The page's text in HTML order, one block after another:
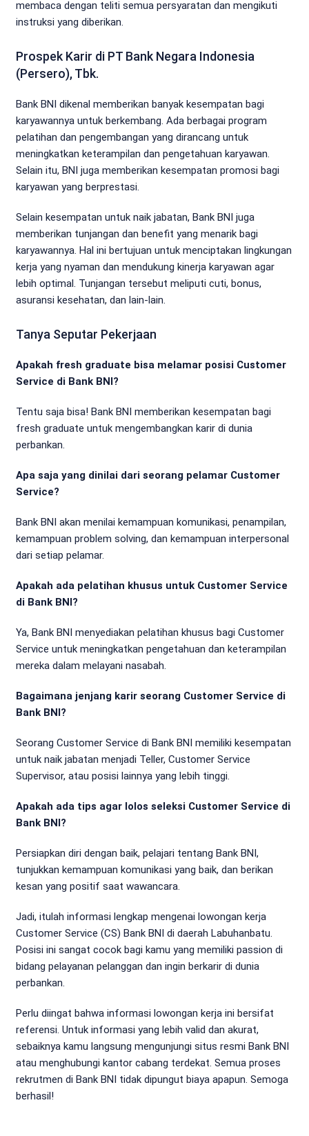
membaca dengan teliti semua persyaratan dan mengikuti
instruksi yang diberikan.
Prospek Karir di PT Bank Negara Indonesia
(Persero), Tbk.
Bank BNI dikenal memberikan banyak kesempatan bagi
karyawannya untuk berkembang. Ada berbagai program
pelatihan dan pengembangan yang dirancang untuk
meningkatkan keterampilan dan pengetahuan karyawan.
Selain itu, BNI juga memberikan kesempatan promosi bagi
karyawan yang berprestasi.
Selain kesempatan untuk naik jabatan, Bank BNI juga
memberikan tunjangan dan benefit yang menarik bagi
karyawannya. Hal ini bertujuan untuk menciptakan lingkungan
kerja yang nyaman dan mendukung kinerja karyawan agar
lebih optimal. Tunjangan tersebut meliputi cuti, bonus,
asuransi kesehatan, dan lain-lain.
Tanya Seputar Pekerjaan
Apakah fresh graduate bisa melamar posisi Customer
Service di Bank BNI?
Tentu saja bisa! Bank BNI memberikan kesempatan bagi
fresh graduate untuk mengembangkan karir di dunia
perbankan.
Apa saja yang dinilai dari seorang pelamar Customer
Service?
Bank BNI akan menilai kemampuan komunikasi, penampilan,
kemampuan problem solving, dan kemampuan interpersonal
dari setiap pelamar.
Apakah ada pelatihan khusus untuk Customer Service
di Bank BNI?
Ya, Bank BNI menyediakan pelatihan khusus bagi Customer
Service untuk meningkatkan pengetahuan dan keterampilan
mereka dalam melayani nasabah.
Bagaimana jenjang karir seorang Customer Service di
Bank BNI?
Seorang Customer Service di Bank BNI memiliki kesempatan
untuk naik jabatan menjadi Teller, Customer Service
Supervisor, atau posisi lainnya yang lebih tinggi.
Apakah ada tips agar lolos seleksi Customer Service di
Bank BNI?
Persiapkan diri dengan baik, pelajari tentang Bank BNI,
tunjukkan kemampuan komunikasi yang baik, dan berikan
kesan yang positif saat wawancara.
Jadi, itulah informasi lengkap mengenai lowongan kerja
Customer Service (CS) Bank BNI di daerah Labuhanbatu.
Posisi ini sangat cocok bagi kamu yang memiliki passion di
bidang pelayanan pelanggan dan ingin berkarir di dunia
perbankan.
Perlu diingat bahwa informasi lowongan kerja ini bersifat
referensi. Untuk informasi yang lebih valid dan akurat,
sebaiknya kamu langsung mengunjungi situs resmi Bank BNI
atau menghubungi kantor cabang terdekat. Semua proses
rekrutmen di Bank BNI tidak dipungut biaya apapun. Semoga
berhasil!